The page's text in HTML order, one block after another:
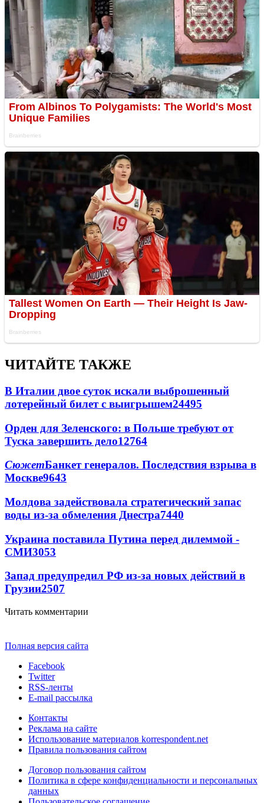
ЧИТАЙТЕ ТАКЖЕ
В Италии двое суток искали выброшенный
лотерейный билет с выигрышем24495
Орден для Зеленского: в Польше требуют от
Туска завершить дело12764
СюжетБанкет генералов. Последствия взрыва в
Москве9643
Молдова задействовала стратегический запас
воды из-за обмеления Днестра7440
Украина поставила Путина перед дилеммой -
СМИ3053
Запад предупредил РФ из-за новых действий в
Грузии2507
Читать комментарии
Полная версия сайта
Facebook
Twitter
RSS-ленты
E-mail рассылка
Контакты
Реклама на сайте
Использование материалов korrespondent.net
Правила пользования сайтом
Договор пользования сайтом
Политика в сфере конфиденциальности и персональных
данных